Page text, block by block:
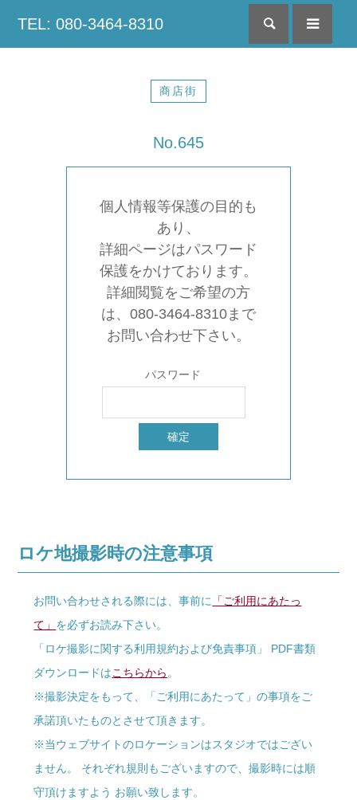
TEL: 080-3464-8310 検索
商店街
No.645
個人情報等保護の目的も
あり、
詳細ページはパスワード
保護をかけております。
詳細閲覧をご希望の方
は、080-3464-8310まで
お問い合わせ下さい。
パスワード
ロケ地撮影時の注意事項
お問い合わせされる際には、事前に 「ご利用にあたっ
て」 を必ずお読み下さい。
「ロケ撮影に関する利用規約および免責事項」 PDF書類
ダウンロードはこちらから。
※撮影決定をもって、「ご利用にあたって」の事項をご
承諾頂いたものとさせて頂きます。
※当ウェブサイトのロケーションはスタジオではござい
ません。 それぞれ規則もございますので、撮影時には順
守頂けますよう お願い致します。